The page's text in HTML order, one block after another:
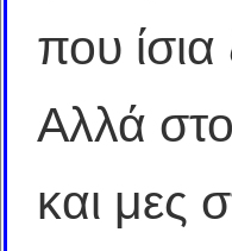
που ίσια
Αλλά
και μες